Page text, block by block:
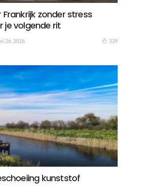
Frankrijk zonder stress
je volgende rit
26, 2026 339
kunststof